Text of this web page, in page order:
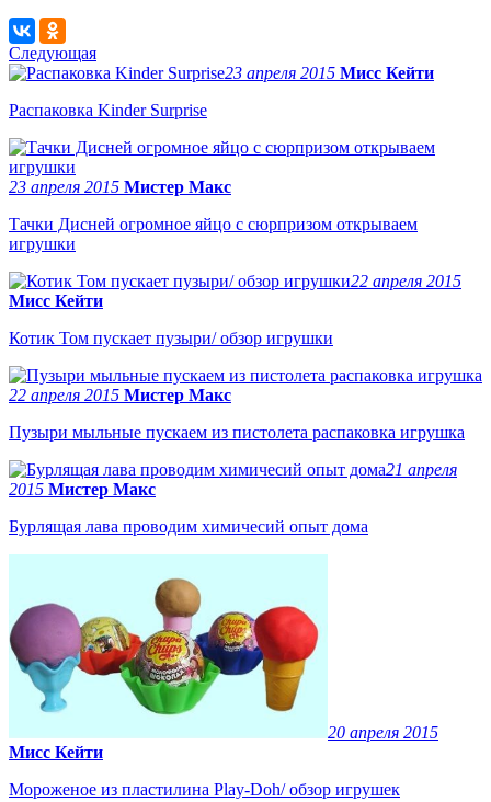
Следующая
23 апреля 2015 Мисс Кейти
Распаковка Kinder Surprise
23 апреля 2015 Мистер Макс
Тачки Дисней огромное яйцо с сюрпризом открываем
игрушки
22 апреля 2015
Мисс Кейти
Котик Том пускает пузыри/ обзор игрушки
22 апреля 2015 Мистер Макс
Пузыри мыльные пускаем из пистолета распаковка игрушка
21 апреля
2015 Мистер Макс
Бурлящая лава проводим химичесий опыт дома
20 апреля 2015
Мисс Кейти
Мороженое из пластилина Play-Doh/ обзор игрушек